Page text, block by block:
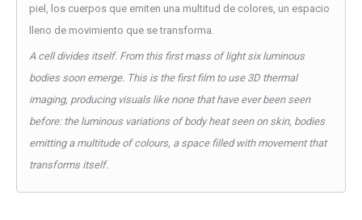
piel, los cuerpos que emiten una multitud de colores, un espacio
lleno de movimiento que se transforma.
A cell divides itself. From this first mass of light six luminous
bodies soon emerge. This is the first film to use 3D thermal
imaging, producing visuals like none that have ever been seen
before: the luminous variations of body heat seen on skin, bodies
emitting a multitude of colours, a space filled with movement that
transforms itself.